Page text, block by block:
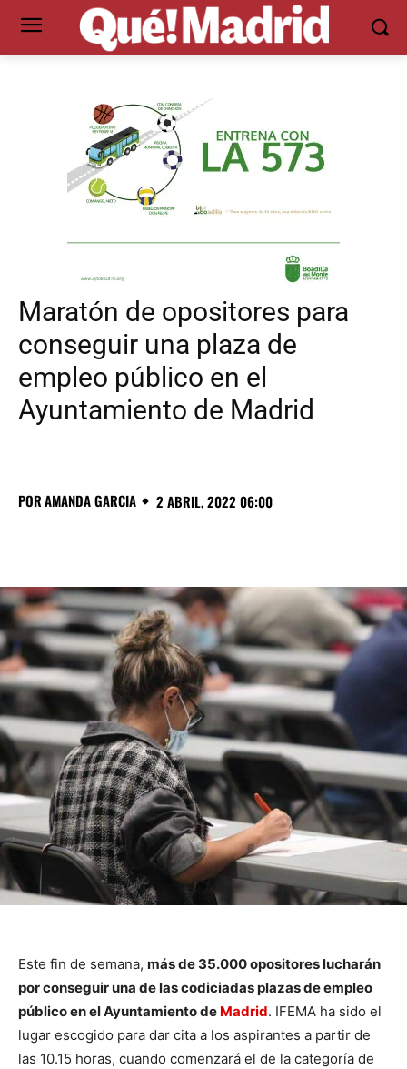
Maratón de opositores para
conseguir una plaza de
empleo público en el
Ayuntamiento de Madrid
PORAMANDA GARCIA 2 ABRIL, 2022 06:00
Este fin de semana, más de 35.000 opositores lucharán
por conseguir una de las codiciadas plazas de empleo
público en el Ayuntamiento de Madrid. IFEMA ha sido el
lugar escogido para dar cita a los aspirantes a partir de
las 10.15 horas, cuando comenzará el de la categoría de